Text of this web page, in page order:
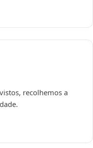
recolhemos a